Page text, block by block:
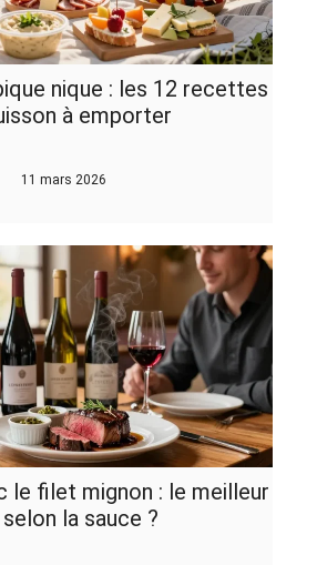
nique : les 12 recettes
à emporter
11 mars 2026
le filet mignon : le meilleur
la sauce ?